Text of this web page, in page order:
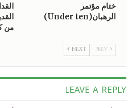
ختام مؤتمر
الرهبان(Under ten)
من
NEXT
LEAVE A REPLY